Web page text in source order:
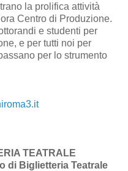
la prolifica attività
Centro di Produzione.
e studenti per
e per tutti noi per
per lo strumento
TEATRALE
di Biglietteria Teatrale